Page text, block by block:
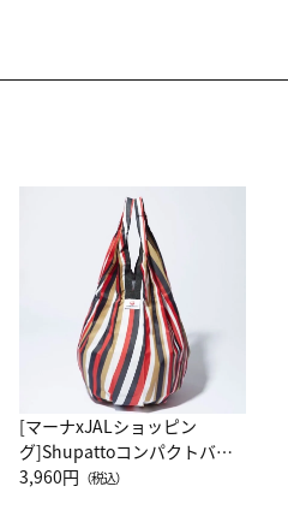
[マーナxJALショッピン
グ]Shupattoコンパクトバッ
グ Drop JAL客室乗務員
3,960円 （税込）